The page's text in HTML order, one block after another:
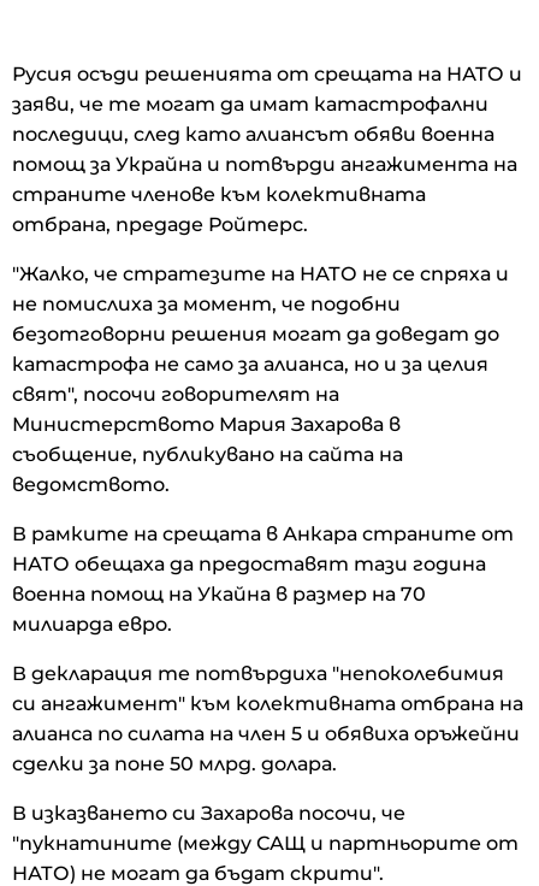
Русия осъди решенията от срещата на НАТО и
заяви, че те могат да имат катастрофални
последици, след като алиансът обяви военна
помощ за Украйна и потвърди ангажимента на
страните членове към колективната
отбрана, предаде Ройтерс.
"Жалко, че стратезите на НАТО не се спряха и
не помислиха за момент, че подобни
безотговорни решения могат да доведат до
катастрофа не само за алианса, но и за целия
свят", посочи говорителят на
Министерството Мария Захарова в
съобщение, публикувано на сайта на
ведомството.
В рамките на срещата в Анкара страните от
НАТО обещаха да предоставят тази година
военна помощ на Укайна в размер на 70
милиарда евро.
В декларация те потвърдиха "непоколебимия
си ангажимент" към колективната отбрана на
алианса по силата на член 5 и обявиха оръжейни
сделки за поне 50 млрд. долара.
В изказването си Захарова посочи, че
"пукнатините (между САЩ и партньорите от
НАТО) не могат да бъдат скрити".